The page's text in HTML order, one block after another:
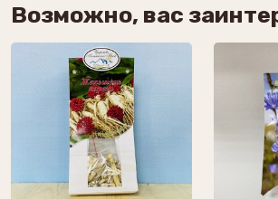
Возможно, вас